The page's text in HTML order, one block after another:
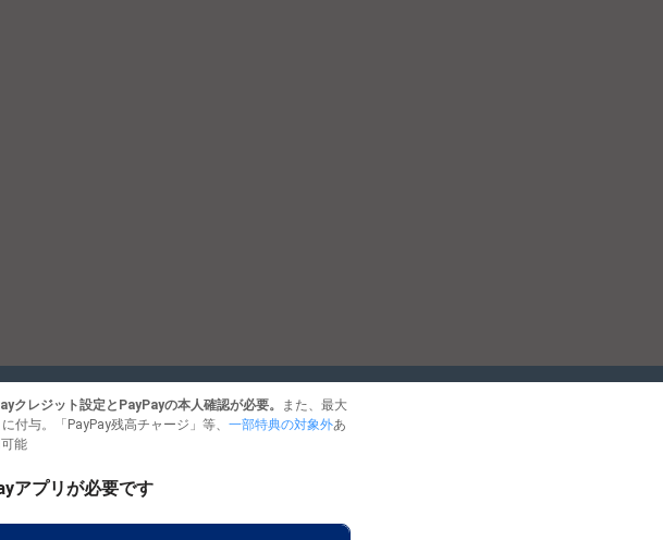
クレジット設定とPayPayの本人確認が必要。
また、最大
付与。「PayPay残高チャージ」等、 一部特典の対象外あ
能
アプリが必要です